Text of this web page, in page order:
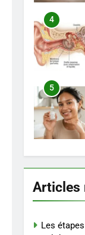
4
5
6
7
Articles
Les